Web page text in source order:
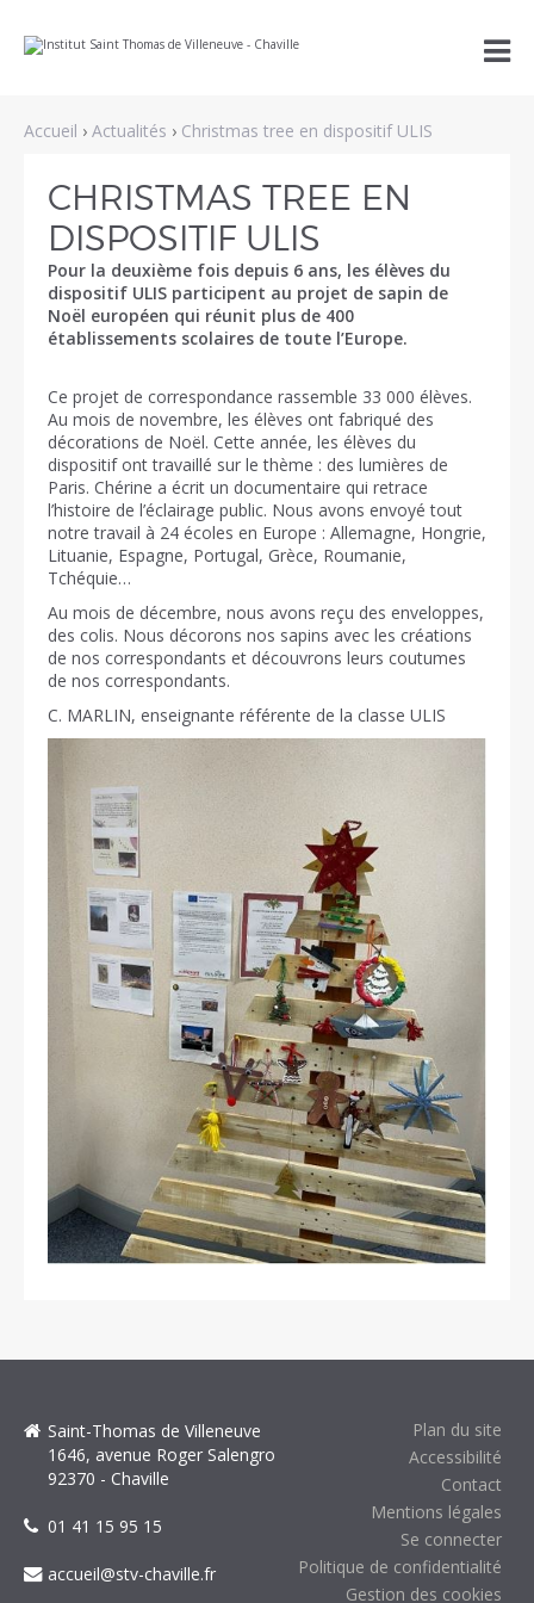
au
la
personnels

Accueil › Actualités › Christmas tree en dispositif ULIS
CHRISTMAS TREE EN
DISPOSITIF ULIS
Pour la deuxième fois depuis 6 ans, les élèves du
dispositif ULIS participent au projet de sapin de
Noël européen qui réunit plus de 400
établissements scolaires de toute l’Europe.
Ce projet de correspondance rassemble 33 000 élèves.
Au mois de novembre, les élèves ont fabriqué des
décorations de Noël. Cette année, les élèves du
dispositif ont travaillé sur le thème : des lumières de
Paris. Chérine a écrit un documentaire qui retrace
l’histoire de l’éclairage public. Nous avons envoyé tout
notre travail à 24 écoles en Europe : Allemagne, Hongrie,
Lituanie, Espagne, Portugal, Grèce, Roumanie,
Tchéquie…
Au mois de décembre, nous avons reçu des enveloppes,
des colis. Nous décorons nos sapins avec les créations
de nos correspondants et découvrons leurs coutumes
de nos correspondants.
C. MARLIN, enseignante référente de la classe ULIS
Plan du site
Accessibilité
Contact
Mentions légales
Se connecter
Politique de confidentialité
Gestion des cookies
Saint-Thomas de Villeneuve
1646, avenue Roger Salengro
92370 - Chaville
01 41 15 95 15
accueil@stv-chaville.fr